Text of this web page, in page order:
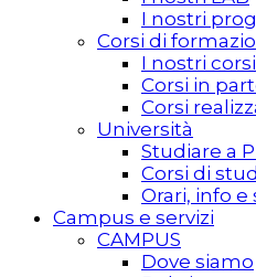
I nostri
Corsi di
I nostri corsi
Corsi in
Corsi
Università
Studiare a
Corsi di
Orari, info
Campus e servizi
CAMPUS
Dove siamo